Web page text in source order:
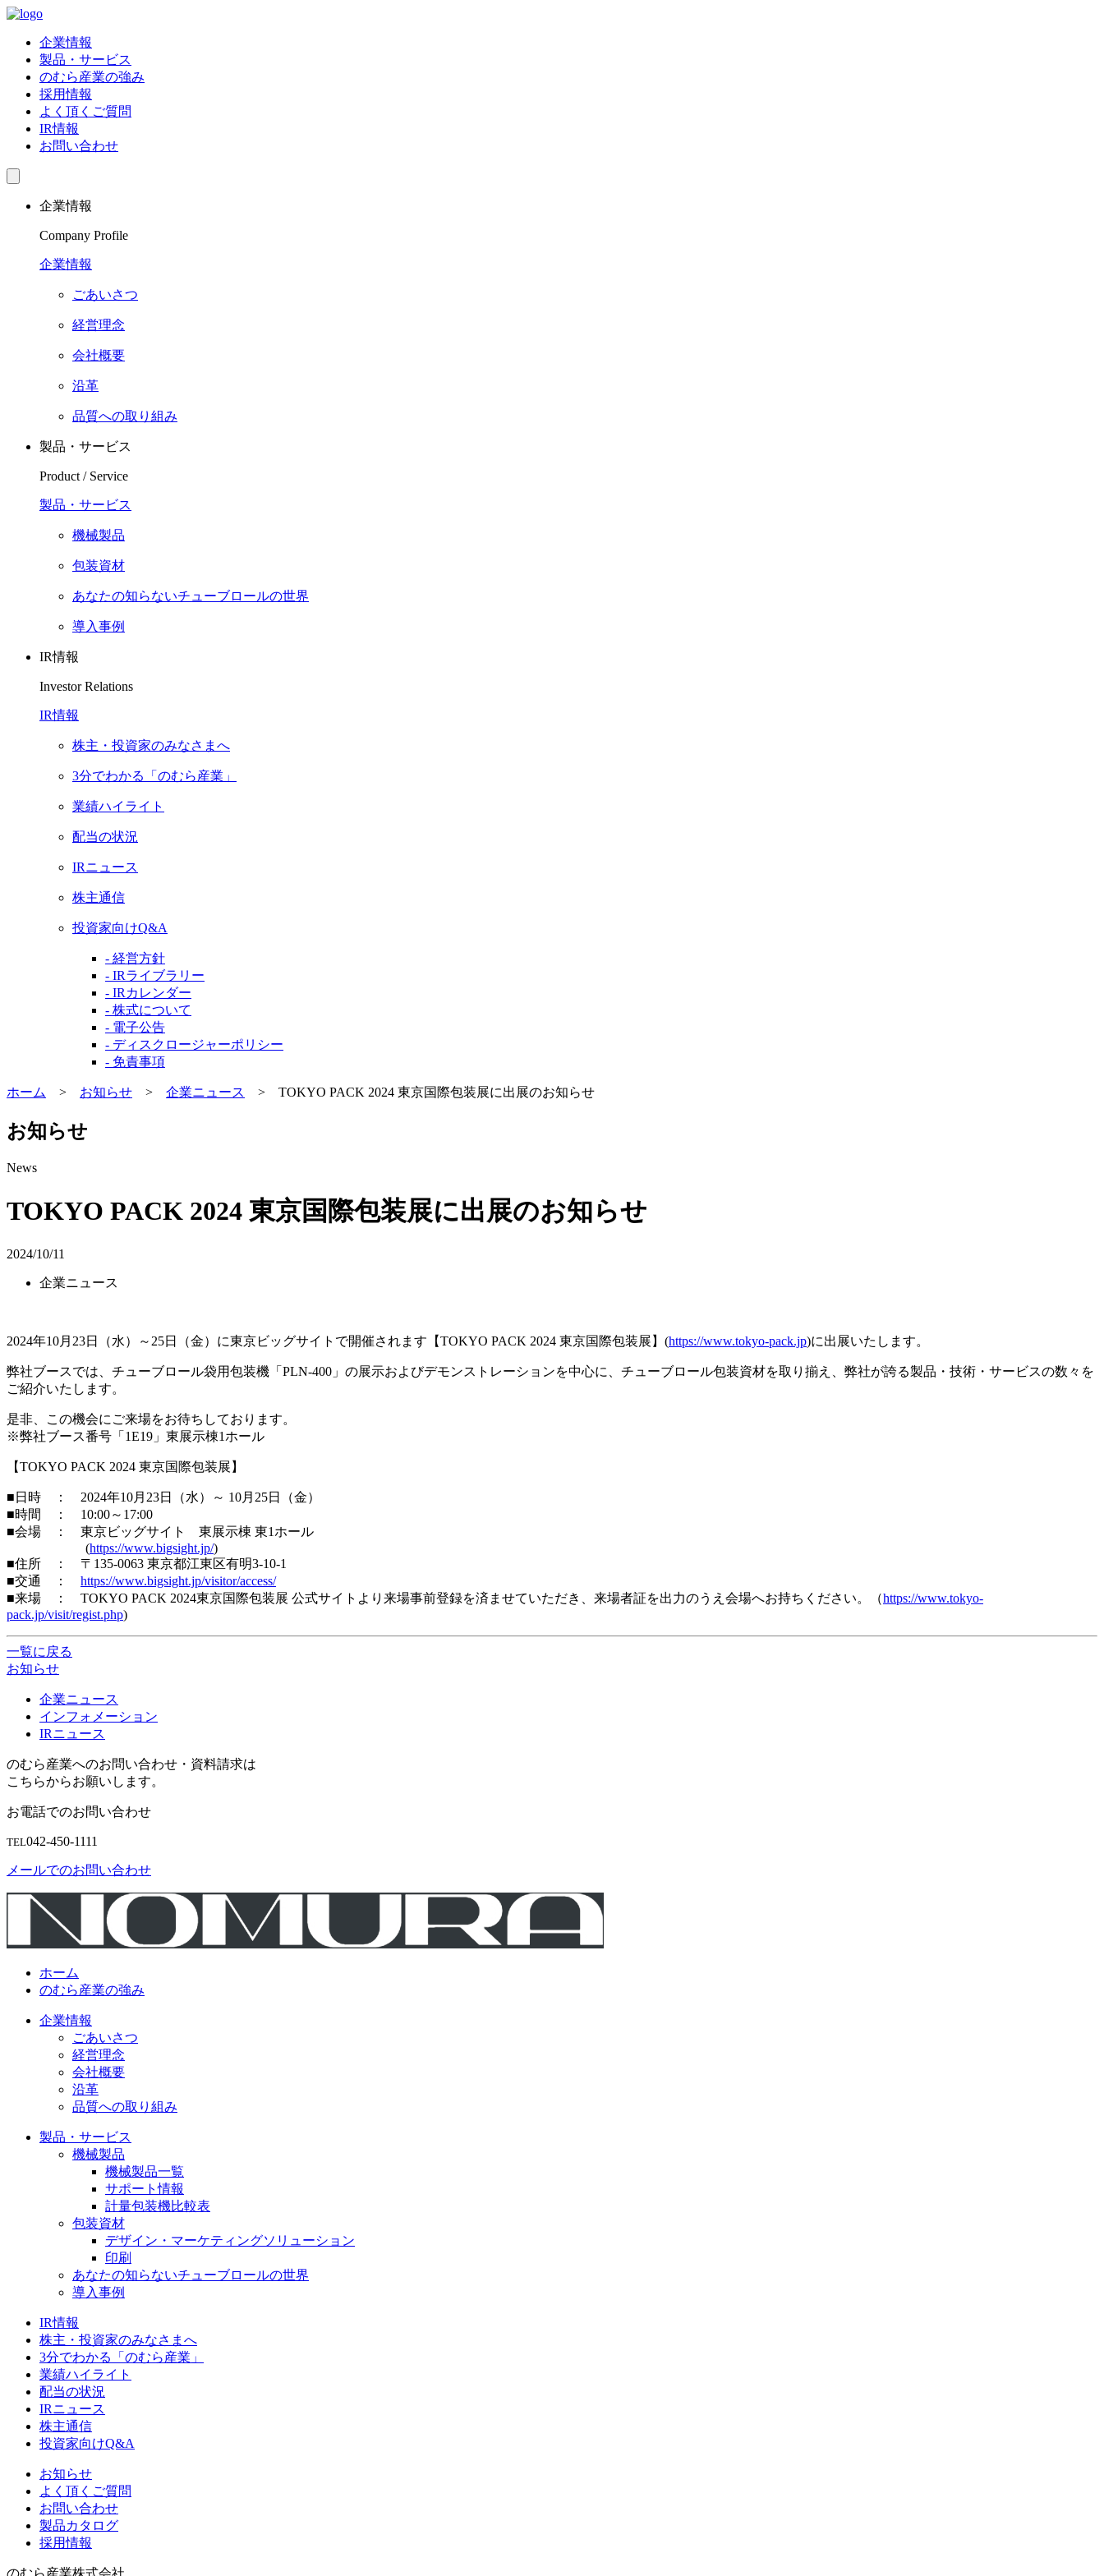
企業情報
製品・サービス
のむら産業の強み
採用情報
よく頂くご質問
IR情報
お問い合わせ
企業情報
Company Profile
企業情報
ごあいさつ
経営理念
会社概要
沿革
品質への取り組み
製品・サービス
Product / Service
製品・サービス
機械製品
包装資材
あなたの知らないチューブロールの世界
導入事例
IR情報
Investor Relations
IR情報
株主・投資家のみなさまへ
3分でわかる「のむら産業」
業績ハイライト
配当の状況
IRニュース
株主通信
投資家向けQ&A
- 経営方針
- IRライブラリー
- IRカレンダー
- 株式について
- 電子公告
- ディスクロージャーポリシー
- 免責事項
ホーム > お知らせ > 企業ニュース > TOKYO PACK 2024 東京国際包装展に出展のお知らせ
お知らせ
News
TOKYO PACK 2024 東京国際包装展に出展のお知らせ
2024/10/11
企業ニュース
2024年10月23日（水）～25日（金）に東京ビッグサイトで開催されます【TOKYO PACK 2024 東京国際包装展】(https://www.tokyo-pack.jp)に出展いたします。
弊社ブースでは、チューブロール袋用包装機「PLN-400」の展示およびデモンストレーションを中心に、チューブロール包装資材を取り揃え、弊社が誇る製品・技術・サービスの数々を
ご紹介いたします。
是非、この機会にご来場をお待ちしております。
※弊社ブース番号「1E19」東展示棟1ホール
【TOKYO PACK 2024 東京国際包装展】
■日時 ： 2024年10月23日（水）～ 10月25日（金）
■時間 ： 10:00～17:00
■会場 ： 東京ビッグサイト 東展示棟 東1ホール
(https://www.bigsight.jp/)
■住所 ： 〒135-0063 東京都江東区有明3-10-1
■交通 ： https://www.bigsight.jp/visitor/access/
■来場 ： TOKYO PACK 2024東京国際包装展 公式サイトより来場事前登録を済ませていただき、来場者証を出力のうえ会場へお持ちください。（https://www.tokyo-
pack.jp/visit/regist.php)
一覧に戻る
お知らせ
企業ニュース
インフォメーション
IRニュース
のむら産業へのお問い合わせ・資料請求は
こちらからお願いします。
お電話でのお問い合わせ
TEL042-450-1111
メールでのお問い合わせ
ホーム
のむら産業の強み
企業情報
ごあいさつ
経営理念
会社概要
沿革
品質への取り組み
製品・サービス
機械製品
機械製品一覧
サポート情報
計量包装機比較表
包装資材
デザイン・マーケティングソリューション
印刷
あなたの知らないチューブロールの世界
導入事例
IR情報
株主・投資家のみなさまへ
3分でわかる「のむら産業」
業績ハイライト
配当の状況
IRニュース
株主通信
投資家向けQ&A
お知らせ
よく頂くご質問
お問い合わせ
製品カタログ
採用情報
のむら産業株式会社